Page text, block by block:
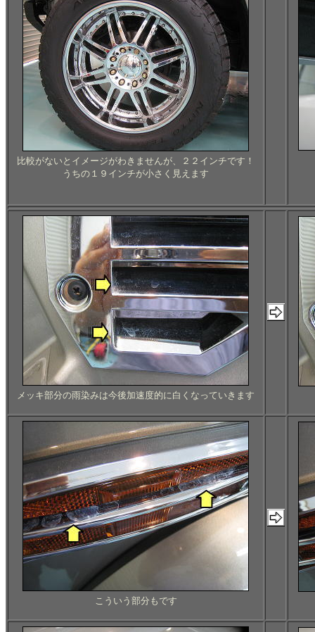
比較がないとイメージがわきませんが、２２インチです！
うちの１９インチが小さく見えます
メッキ部分の雨染みは今後加速度的に白くなっていきます
こういう部分もです